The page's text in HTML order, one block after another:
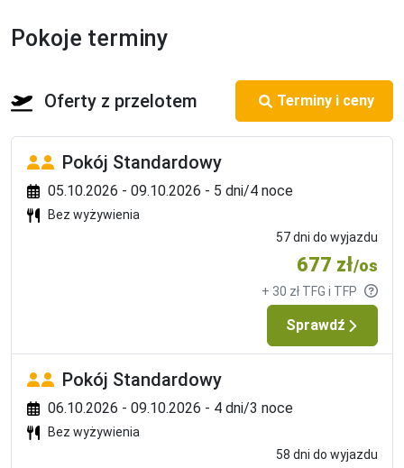
w spokojnej części kurortu
Pokoje terminy
Oferty z przelotem Terminy i ceny
Pokój Standardowy
05.10.2026 - 09.10.2026 - 5 dni/4 noce
Bez wyżywienia
57 dni do wyjazdu
677 zł/os
+ 30 zł TFG i TFP
Sprawdź
Pokój Standardowy
06.10.2026 - 09.10.2026 - 4 dni/3 noce
Bez wyżywienia
58 dni do wyjazdu